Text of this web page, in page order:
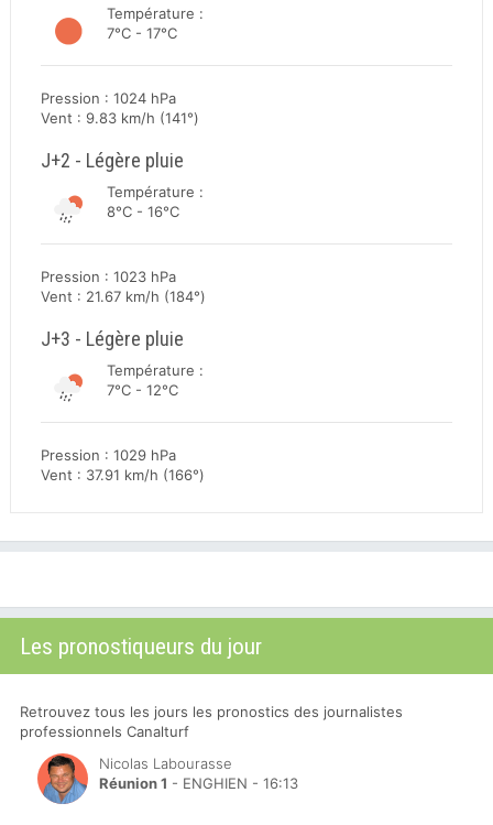
Température :
7°C - 17°C
Pression : 1024 hPa
Vent : 9.83 km/h (141°)
J+2 - Légère pluie
Température :
8°C - 16°C
Pression : 1023 hPa
Vent : 21.67 km/h (184°)
J+3 - Légère pluie
Température :
7°C - 12°C
Pression : 1029 hPa
Vent : 37.91 km/h (166°)
Les pronostiqueurs du jour
Retrouvez tous les jours les pronostics des journalistes
professionnels Canalturf
Nicolas Labourasse
Réunion 1 - ENGHIEN - 16:13